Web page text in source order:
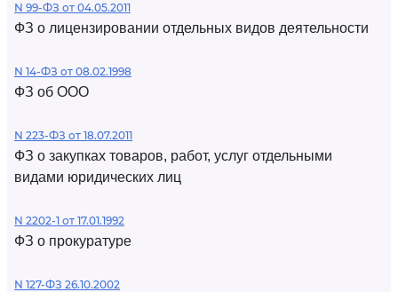
N 99-ФЗ от 04.05.2011
ФЗ о лицензировании отдельных видов деятельности
N 14-ФЗ от 08.02.1998
ФЗ об ООО
N 223-ФЗ от 18.07.2011
ФЗ о закупках товаров, работ, услуг отдельными
видами юридических лиц
N 2202-1 от 17.01.1992
ФЗ о прокуратуре
N 127-ФЗ 26.10.2002